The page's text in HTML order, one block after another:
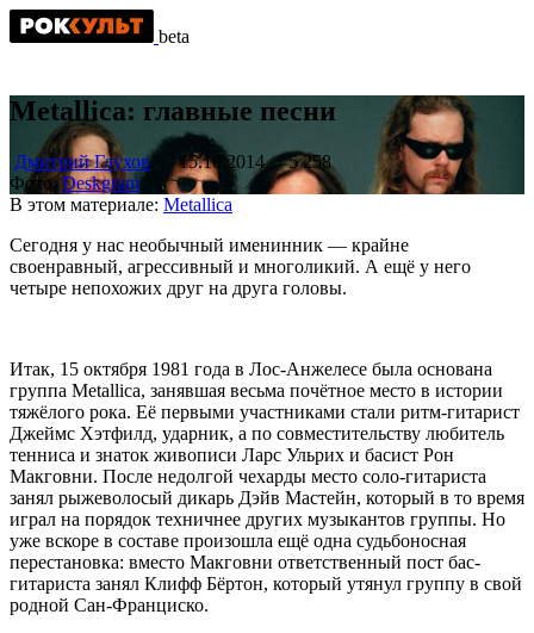
beta
Metallica: главные песни
Дмитрий Глухов 15.10.2014
5 258
Фото:Deskgram
В этом материале: Metallica
Сегодня у нас необычный именинник — крайне
своенравный, агрессивный и многоликий. А ещё у него
четыре непохожих друг на друга головы.
Итак, 15 октября 1981 года в Лос-Анжелесе была основана
группа Metallica, занявшая весьма почётное место в истории
тяжёлого рока. Её первыми участниками стали ритм-гитарист
Джеймс Хэтфилд, ударник, а по совместительству любитель
тенниса и знаток живописи Ларс Ульрих и басист Рон
Макговни. После недолгой чехарды место соло-гитариста
занял рыжеволосый дикарь Дэйв Мастейн, который в то время
играл на порядок техничнее других музыкантов группы. Но
уже вскоре в составе произошла ещё одна судьбоносная
перестановка: вместо Макговни ответственный пост бас-
гитариста занял Клифф Бёртон, который утянул группу в свой
родной Сан-Франциско.